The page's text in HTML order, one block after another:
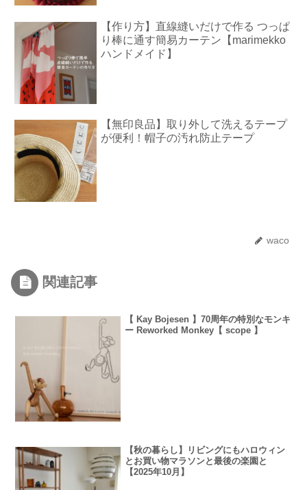
【作り方】直線縫いだけで作る つっぱ
り棒に通す簡易カーテン【marimekko
ハンドメイド】
【無印良品】取り外して洗えるテープ
が便利！帽子の汚れ防止テープ
waco
関連記事
【 Kay Bojesen 】70周年の特別なモンキ
ー Reworked Monkey【 scope 】
【秋の暮らし】リビングにもハロウィン
とお買い物マラソンと最後の楽園と
【2025年10月】